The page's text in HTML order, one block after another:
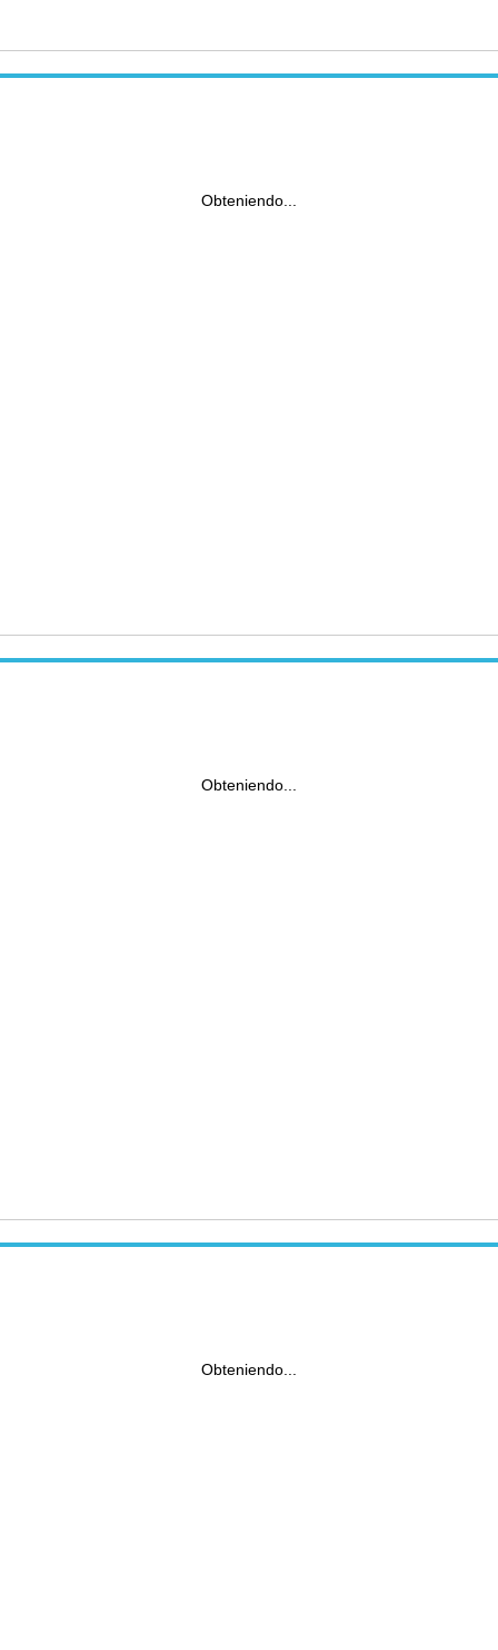
Obteniendo...
Obteniendo...
Obteniendo...